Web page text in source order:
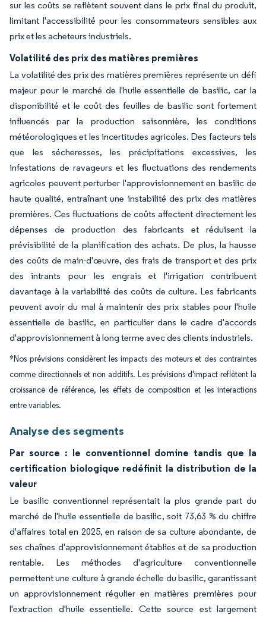
sur les coûts se reflètent souvent dans le prix final du produit,
limitant l'accessibilité pour les consommateurs sensibles aux
prix et les acheteurs industriels.
Volatilité des prix des matières premières
La volatilité des prix des matières premières représente un défi
majeur pour le marché de l'huile essentielle de basilic, car la
disponibilité et le coût des feuilles de basilic sont fortement
influencés par la production saisonnière, les conditions
météorologiques et les incertitudes agricoles. Des facteurs tels
que les sécheresses, les précipitations excessives, les
infestations de ravageurs et les fluctuations des rendements
agricoles peuvent perturber l'approvisionnement en basilic de
haute qualité, entraînant une instabilité des prix des matières
premières. Ces fluctuations de coûts affectent directement les
dépenses de production des fabricants et réduisent la
prévisibilité de la planification des achats. De plus, la hausse
des coûts de main-d'œuvre, des frais de transport et des prix
des intrants pour les engrais et l'irrigation contribuent
davantage à la variabilité des coûts de culture. Les fabricants
peuvent avoir du mal à maintenir des prix stables pour l'huile
essentielle de basilic, en particulier dans le cadre d'accords
d'approvisionnement à long terme avec des clients industriels.
*Nos prévisions considèrent les impacts des moteurs et des contraintes
comme directionnels et non additifs. Les prévisions d'impact reflètent la
croissance de référence, les effets de composition et les interactions
entre variables.
Analyse des segments
Par source : le conventionnel domine tandis que la
certification biologique redéfinit la distribution de la
valeur
Le basilic conventionnel représentait la plus grande part du
marché de l'huile essentielle de basilic, soit 73,63 % du chiffre
d'affaires total en 2025, en raison de sa culture abondante, de
ses chaînes d'approvisionnement établies et de sa production
rentable. Les méthodes d'agriculture conventionnelle
permettent une culture à grande échelle du basilic, garantissant
un approvisionnement régulier en matières premières pour
l'extraction d'huile essentielle. Cette source est largement